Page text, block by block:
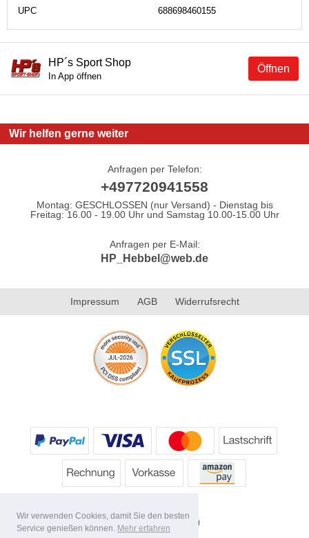
Wir verwenden Cookies, damit Sie den besten
Service genießen können. Mehr erfahren
UPC
688698460155
Öffnen
HP´s Sport Shop
In App öffnen
Wir helfen gerne weiter
Anfragen per Telefon:
+497720941558
Montag: GESCHLOSSEN (nur Versand) - Dienstag bis
Freitag: 16.00 - 19.00 Uhr und Samstag 10.00-15.00 Uhr
Anfragen per E-Mail:
HP_Hebbel@web.de
Impressum AGB Widerrufsrecht